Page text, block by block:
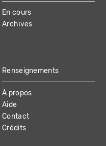
En cours
Archives
Renseignements
À propos
Aide
Contact
Crédits